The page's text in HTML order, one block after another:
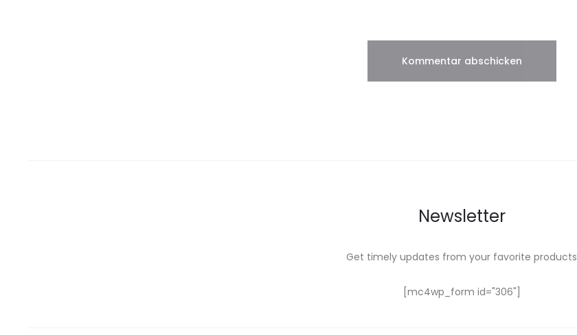
Newsletter
Get timely updates from your favorite products
[mc4wp_form id="306"]